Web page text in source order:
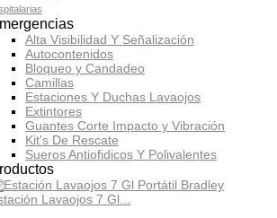
Alta Visibilidad Y Señalización
Autocontenidos
Bloqueo y Candadeo
Camillas
Estaciones Y Duchas Lavaojos
Extintores
Guantes Corte Impacto y Vibración
Kit's De Rescate
Sueros Antiofidicos Y Polivalentes
Lavaojos 7 Gl...